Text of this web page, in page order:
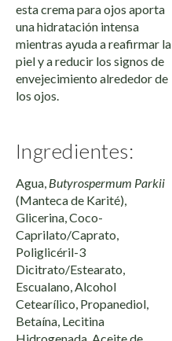
esta crema para ojos aporta
una hidratación intensa
mientras ayuda a reafirmar la
piel y a reducir los signos de
envejecimiento alrededor de
los ojos.
Ingredientes:
Agua, Butyrospermum Parkii
(Manteca de Karité),
Glicerina, Coco-
Caprilato/Caprato,
Poliglicéril-3
Dicitrato/Estearato,
Escualano, Alcohol
Cetearílico, Propanediol,
Betaína, Lecitina
Hidrogenada, Aceite de